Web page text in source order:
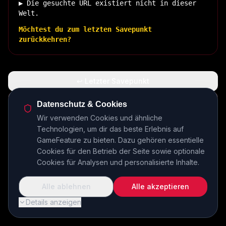
▶ Die gesuchte URL existiert nicht in dieser
Welt.
Möchtest du zum letzten Savepunkt
zurückkehren?
🏠 Zurück zur Basis
INSERT COIN TO CONTINUE...
Datenschutz & Cookies
Wir verwenden Cookies und ähnliche
Technologien, um dir das beste Erlebnis auf
GameFeature zu bieten. Dazu gehören essentielle
Cookies für den Betrieb der Seite sowie optionale
Cookies für Analysen und personalisierte Inhalte.
Details anzeigen
Alle ablehnen Alle akzeptieren